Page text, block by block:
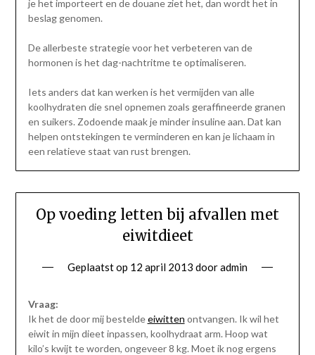
je het importeert en de douane ziet het, dan wordt het in
beslag genomen.
De allerbeste strategie voor het verbeteren van de
hormonen is het dag-nachtritme te optimaliseren.
Iets anders dat kan werken is het vermijden van alle
koolhydraten die snel opnemen zoals geraffineerde granen
en suikers. Zodoende maak je minder insuline aan. Dat kan
helpen ontstekingen te verminderen en kan je lichaam in
een relatieve staat van rust brengen.
Op voeding letten bij afvallen met
eiwitdieet
Geplaatst op 12 april 2013 dooradmin
Vraag:
Ik het de door mij besteldeeiwitten ontvangen. Ik wil het
eiwit in mijn dieet inpassen, koolhydraat arm. Hoop wat
kilo’s kwijt te worden, ongeveer 8 kg. Moet ik nog ergens